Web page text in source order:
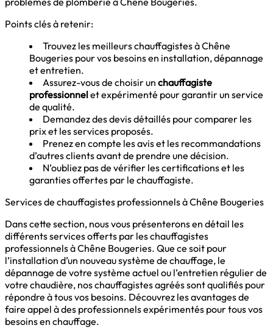
Points clés à retenir:
Trouvez les meilleurs chauffagistes à Chêne
Bougeries pour vos besoins en installation, dépannage
et entretien.
Assurez-vous de choisir un chauffagiste
professionnelet expérimenté pour garantir un service
de qualité.
Demandez des devis détaillés pour comparer les
prix et les services proposés.
Prenez en compte les avis et les recommandations
d’autres clients avant de prendre une décision.
N’oubliez pas de vérifier les certifications et les
garanties offertes par le chauffagiste.
Services de chauffagistes professionnels à Chêne Bougeries
Dans cette section, nous vous présenterons en détail les
différents services offerts par les chauffagistes
professionnels à Chêne Bougeries. Que ce soit pour
l’installation d’un nouveau système de chauffage, le
dépannage de votre système actuel ou l’entretien régulier de
votre chaudière, nos chauffagistes agréés sont qualifiés pour
répondre à tous vos besoins. Découvrez les avantages de
faire appel à des professionnels expérimentés pour tous vos
besoins en chauffage.